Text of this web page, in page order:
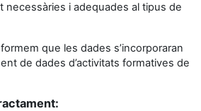
necessàries i adequades al tipus de
que les dades s’incorporaran
de dades d’activitats formatives de